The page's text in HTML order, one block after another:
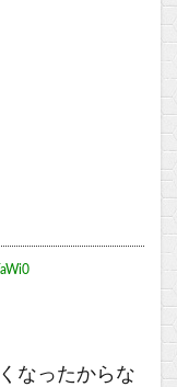
なったからな